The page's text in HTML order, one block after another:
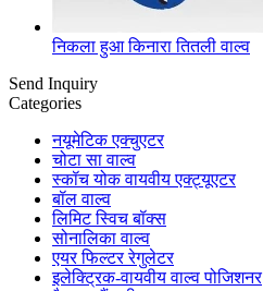
निकला हुआ किनारा तितली वाल्व
Send Inquiry
Categories
नयूमेटिक एक्चुएटर
चोटा सा वाल्व
स्कॉच योक वायवीय एक्ट्यूएटर
बॉल वाल्व
लिमिट स्विच बॉक्स
सोनालिका वाल्व
एयर फिल्टर रेगुलेटर
इलेक्ट्रिक-वायवीय वाल्व पोजिशनर